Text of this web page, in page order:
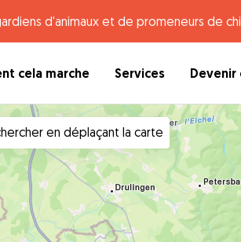
d'animaux et de promeneurs de
cela marche Services
en déplaçant la carte